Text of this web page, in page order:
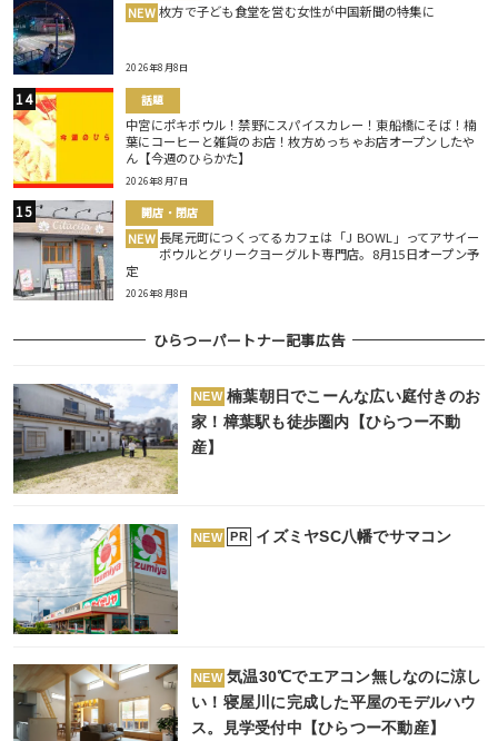
NEW 枚方で子ども食堂を営む女性が中国新聞の特集に
2026年8月8日
話題
中宮にポキボウル！禁野にスパイスカレー！東船橋にそば！楠
葉にコーヒーと雑貨のお店！枚方めっちゃお店オープンしたや
ん【今週のひらかた】
2026年8月7日
開店・閉店
NEW 長尾元町につくってるカフェは「J BOWL」ってアサイー
ボウルとグリークヨーグルト専門店。8月15日オープン予
定
2026年8月8日
ひらつーパートナー記事広告
NEW 楠葉朝日でこーんな広い庭付きのお
家！樟葉駅も徒歩圏内【ひらつー不動
産】
NEW PR イズミヤSC八幡でサマコン
NEW 気温30℃でエアコン無しなのに涼し
い！寝屋川に完成した平屋のモデルハウ
ス。見学受付中【ひらつー不動産】